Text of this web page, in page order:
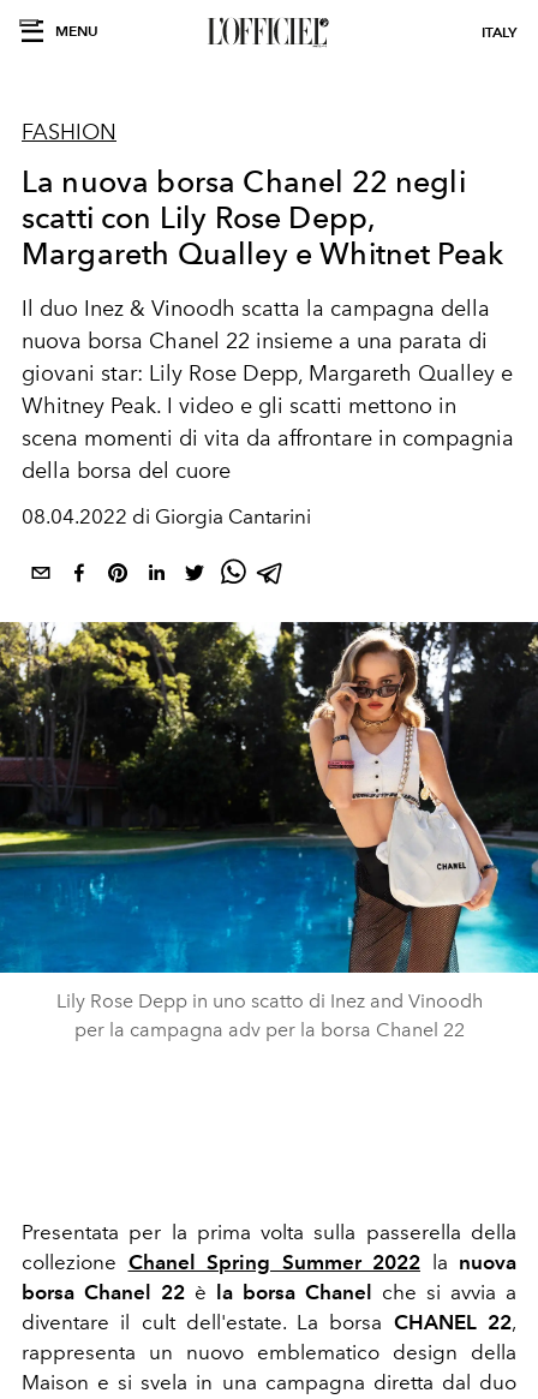
MENU ITALY
FASHION
La nuova borsa Chanel 22 negli
scatti con Lily Rose Depp,
Margareth Qualley e Whitnet Peak
Il duo Inez & Vinoodh scatta la campagna della
nuova borsa Chanel 22 insieme a una parata di
giovani star: Lily Rose Depp, Margareth Qualley e
Whitney Peak. I video e gli scatti mettono in
scena momenti di vita da affrontare in compagnia
della borsa del cuore
08.04.2022 di Giorgia Cantarini
Lily Rose Depp in uno scatto di Inez and Vinoodh
per la campagna adv per la borsa Chanel 22
Presentata per la prima volta sulla passerella della
collezione Chanel Spring Summer 2022 la nuova
borsa Chanel 22 è la borsa Chanel che si avvia a
diventare il cult dell'estate. La borsa CHANEL 22,
rappresenta un nuovo emblematico design della
Maison e si svela in una campagna diretta dal duo